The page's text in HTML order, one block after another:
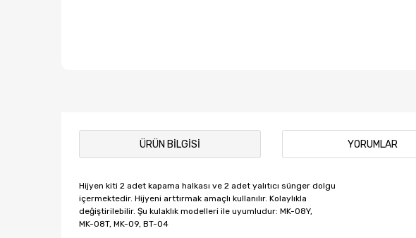
ÜRÜN BILGISI YORUMLAR
Hijyen kiti 2 adet kapama halkası ve 2 adet yalıtıcı sünger dolgu
içermektedir. Hijyeni arttırmak amaçlı kullanılır. Kolaylıkla
değiştirilebilir. Şu kulaklık modelleri ile uyumludur: MK-08Y,
MK-08T, MK-09, BT-04